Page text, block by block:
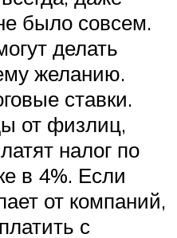
было совсем.
делать
желанию.
ставки.
от физлиц,
налог по
в 4%. Если
от компаний,
с